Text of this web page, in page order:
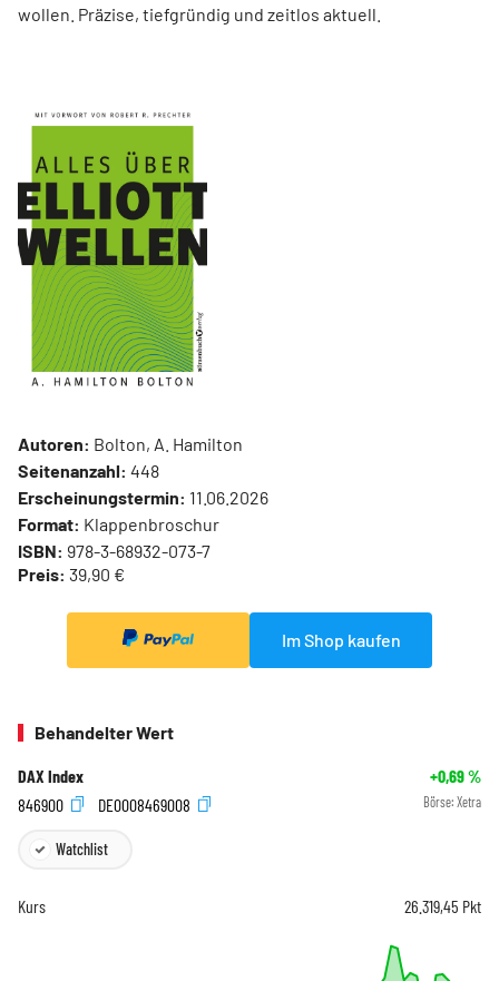
wollen. Präzise, tiefgründig und zeitlos aktuell.
Autoren: Bolton, A. Hamilton
Seitenanzahl: 448
Erscheinungstermin: 11.06.2026
Format: Klappenbroschur
ISBN: 978-3-68932-073-7
Preis: 39,90 €
Im Shop kaufen
Behandelter Wert
DAX Index +0,69%
846900
DE0008469008 Börse: Xetra
Watchlist
Kurs 26.319,45 Pkt